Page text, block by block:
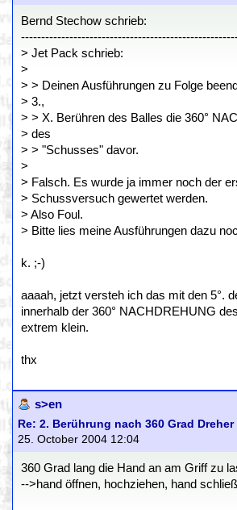
Bernd Stechow schrieb:
> Jet Pack schrieb:
>
> > Deinen Ausführungen zu Folge
> 3.,
> > X. Berühren des Balles die 360°
> des
> > "Schusses" davor.
>
> Falsch. Es wurde ja immer noch der
> Schussversuch gewertet werden.
> Also Foul.
> Bitte lies meine Ausführungen dazu
k. ;-)
aaaah, jetzt versteh ich das mit den 5°.
innerhalb der 360° NACHDREHUNG
extrem klein.
thx
s>en
Re: 2. Berührung nach 360 Grad Dreher
25. October 2004 12:04
360 Grad lang die Hand an am Griff zu
-->hand öffnen, hochziehen, hand